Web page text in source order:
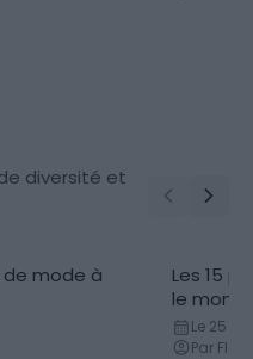
diversité et
mode à
Les 15
le
Le 25
Par